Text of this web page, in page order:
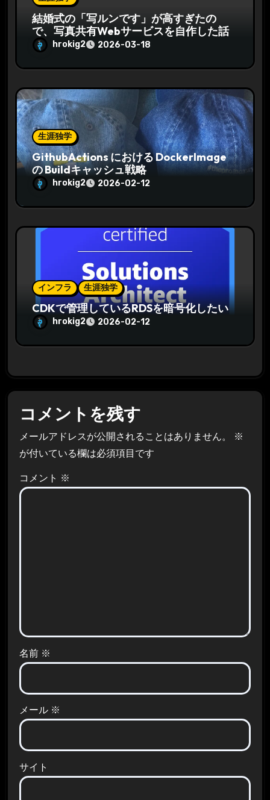
結婚式の「写ルンです」が高すぎたの
で、写真共有Webサービスを自作した話
hrokig2 2026-03-18
生涯独学
GithubActions における DockerImage
の Buildキャッシュ戦略
hrokig2 2026-02-12
インフラ 生涯独学
CDKで管理しているRDSを暗号化したい
hrokig2 2026-02-12
コメントを残す
メールアドレスが公開されることはありません。
※
が付いている欄は必須項目です
コメント ※
名前 ※
メール ※
サイト